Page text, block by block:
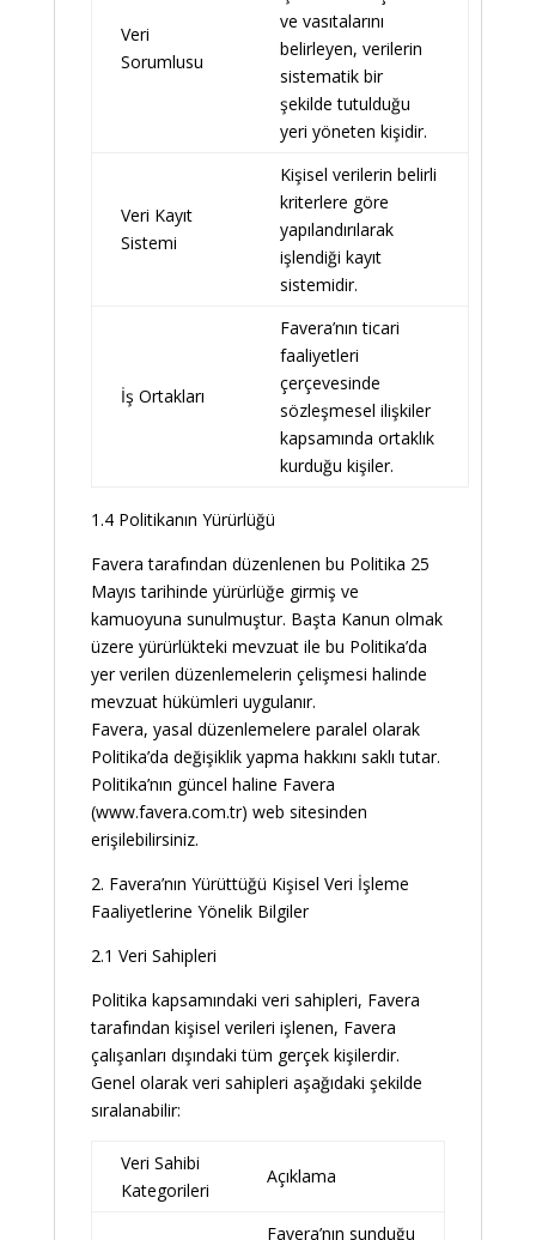
Veri
Sorumlusu
ve vasıtalarını
belirleyen, verilerin
sistematik bir
şekilde tutulduğu
yeri yöneten kişidir.
Veri Kayıt
Sistemi
Kişisel verilerin belirli
kriterlere göre
yapılandırılarak
işlendiği kayıt
sistemidir.
İş Ortakları
Favera’nın ticari
faaliyetleri
çerçevesinde
sözleşmesel ilişkiler
kapsamında ortaklık
kurduğu kişiler.
1.4 Politikanın Yürürlüğü
Favera tarafından düzenlenen bu Politika 25
Mayıs tarihinde yürürlüğe girmiş ve
kamuoyuna sunulmuştur. Başta Kanun olmak
üzere yürürlükteki mevzuat ile bu Politika’da
yer verilen düzenlemelerin çelişmesi halinde
mevzuat hükümleri uygulanır.
Favera, yasal düzenlemelere paralel olarak
Politika’da değişiklik yapma hakkını saklı tutar.
Politika’nın güncel haline Favera
(www.favera.com.tr) web sitesinden
erişilebilirsiniz.
2. Favera’nın Yürüttüğü Kişisel Veri İşleme
Faaliyetlerine Yönelik Bilgiler
2.1 Veri Sahipleri
Politika kapsamındaki veri sahipleri, Favera
tarafından kişisel verileri işlenen, Favera
çalışanları dışındaki tüm gerçek kişilerdir.
Genel olarak veri sahipleri aşağıdaki şekilde
sıralanabilir:
Veri Sahibi
Kategorileri
Açıklama
Favera’nın sunduğu